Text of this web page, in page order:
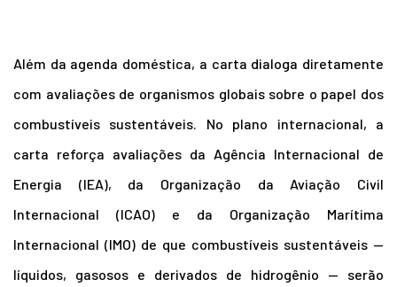
Além da agenda doméstica, a carta dialoga diretamente
com avaliações de organismos globais sobre o papel dos
combustíveis sustentáveis. No plano internacional, a
carta reforça avaliações da Agência Internacional de
Energia (IEA), da Organização da Aviação Civil
Internacional (ICAO) e da Organização Marítima
Internacional (IMO) de que combustíveis sustentáveis —
líquidos, gasosos e derivados de hidrogênio — serão